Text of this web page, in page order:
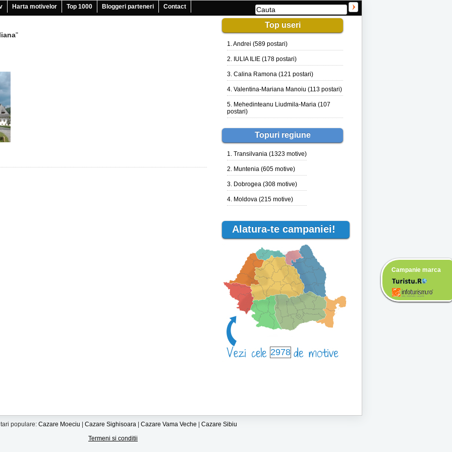
Campanie marca
Harta motivelor Top 1000 Bloggeri parteneri Contact
"
Top useri
1. Andrei (589 postari)
2. IULIA ILIE (178 postari)
3. Calina Ramona (121 postari)
4. Valentina-Mariana Manoiu (113 postari)
5. Mehedinteanu Liudmila-Maria (107
postari)
Topuri regiune
1. Transilvania (1323 motive)
2. Muntenia (605 motive)
3. Dobrogea (308 motive)
4. Moldova (215 motive)
Alatura-te campaniei!
2978
populare: Cazare Moeciu Cazare Sighisoara Cazare Vama Veche
Cazare Sibiu
Termeni si conditii